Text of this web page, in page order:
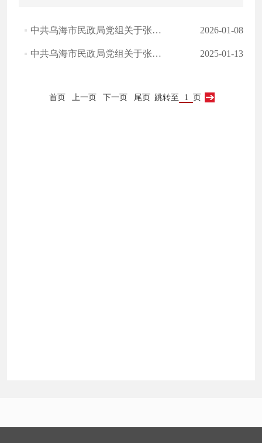
中共乌海市民政局党组关于张帅等同志试用期转正的通知 2026-01-08
中共乌海市民政局党组关于张帅等同志职务任免的通知 2025-01-13
首页 上一页 下一页 尾页 跳转至 页